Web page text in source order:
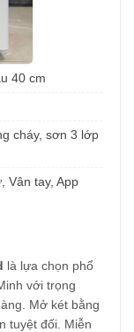
40 cm
cháy, sơn 3 lớp
Vân tay, App
là lựa chọn phổ
với trọng
Mở két bằng
tuyệt đối. Miễn